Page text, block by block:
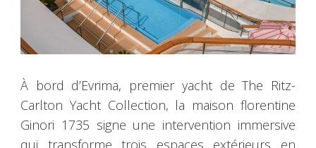
À bord d’Evrima, premier yacht de The Ritz-
Carlton Yacht Collection, la maison florentine
Ginori 1735 signe une intervention immersive